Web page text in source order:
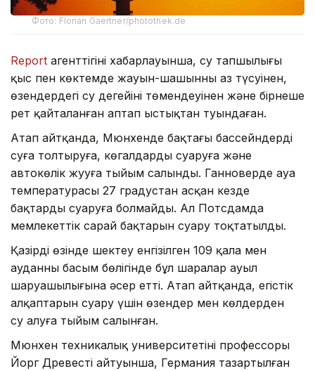
Фото: Florian Gaertner/photothek.de
Report агенттігінің хабарлауынша, су тапшылығы
қыс пен көктемде жауын-шашынның аз түсуінен,
өзендердегі су деңгейінің төмендеуінен және бірнеше
рет қайталанған аптап ыстықтан туындаған.
Атап айтқанда, Мюнхенде бақтағы бассейндерді
суға толтыруға, көгалдарды суаруға және
автокөлік жууға тыйым салынды. Ганноверде ауа
температурасы 27 градустан асқан кезде
бақтарды суаруға болмайды. Ал Потсдамда
мемлекеттік сарай бақтарын суару тоқтатылды.
Қазірдің өзінде шектеу енгізілген 109 қала мен
ауданның басым бөлігінде бұл шаралар ауыл
шаруашылығына әсер етті. Атап айтқанда, егістік
алқаптарын суару үшін өзендер мен көлдерден
су алуға тыйым салынған.
Мюнхен техникалық университетінің профессоры
Йорг Древестің айтуынша, Германия тазартылған